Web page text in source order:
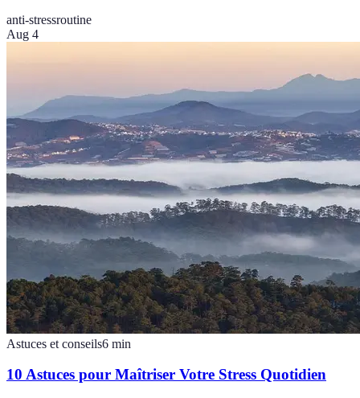
anti-stressroutine
Aug 4
Astuces et conseils6 min
10 Astuces pour Maîtriser Votre Stress Quotidien